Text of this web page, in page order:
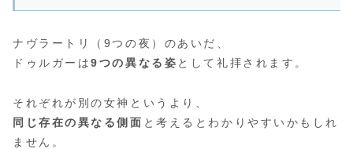
ナヴラートリ（9つの夜）のあいだ、
ドゥルガーは9つの異なる姿 として礼拝されます。
それぞれが別の女神というより、
同じ存在の異なる側面 と考えるとわかりやすいかもしれ
ません。